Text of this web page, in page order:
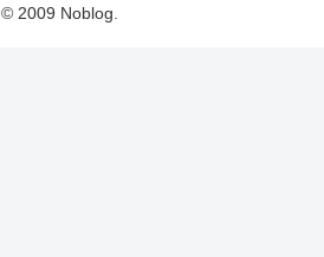
© 2009 Noblog.